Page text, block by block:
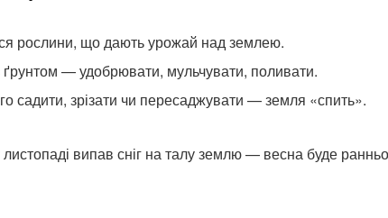
рослини, що дають урожай над землею.
— удобрювати, мульчувати, поливати.
садити, зрізати чи пересаджувати — земля «спить».
випав сніг на талу землю — весна буде